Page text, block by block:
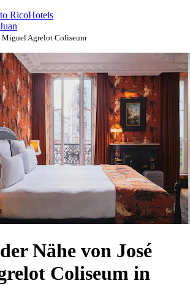
RicoHotels
Miguel Agrelot Coliseum
Nähe von José
Coliseum in